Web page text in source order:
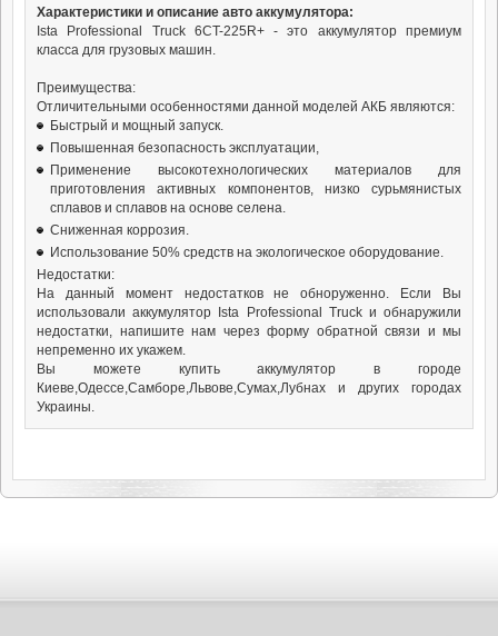
Характеристики и описание авто аккумулятора:
Ista Professional Truck 6CT-225R+ - это аккумулятор премиум
класса для грузовых машин.
Преимущества:
Отличительными особенностями данной моделей АКБ являются:
Быстрый и мощный запуск.
Повышенная безопасность эксплуатации,
Применение высокотехнологических материалов для
приготовления активных компонентов, низко сурьмянистых
сплавов и сплавов на основе селена.
Сниженная коррозия.
Использование 50% средств на экологическое оборудование.
Недостатки:
На данный момент недостатков не обноруженно. Если Вы
использовали аккумулятор Ista Professional Truck и обнаружили
недостатки, напишите нам через форму обратной связи и мы
непременно их укажем.
Вы можете купить аккумулятор в городе
Киеве,Одессе,Самборе,Львове,Сумах,Лубнах и других городах
Украины.